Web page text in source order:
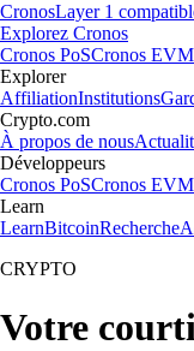
CronosLayer 1
Explorez Cronos
Cronos PoSCronos EVM
Explorer
AffiliationInstitutions
Crypto.com
À propos de nous
Développeurs
Cronos PoSCronos EVM
Learn
LearnBitcoinRecherche
CRYPTO
Votre